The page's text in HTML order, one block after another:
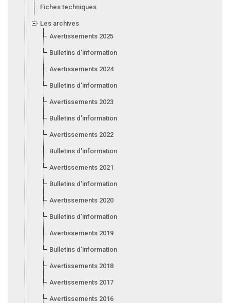
Fiches techniques
Les archives
Avertissements 2025
Bulletins d'information 2025
Avertissements 2024
Bulletins d'information 2024
Avertissements 2023
Bulletins d'information 2023
Avertissements 2022
Bulletins d'information 2022
Avertissements 2021
Bulletins d'information 2021
Avertissements 2020
Bulletins d'information 2020
Avertissements 2019
Bulletins d'information 2019
Avertissements 2018
Avertissements 2017
Avertissements 2016